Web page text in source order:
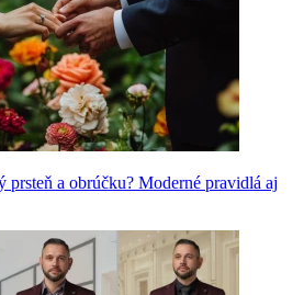
prsteň a obrúčku? Moderné pravidlá aj